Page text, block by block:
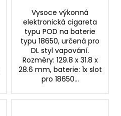
Vysoce výkonná
elektronická cigareta
typu POD na baterie
typu 18650, určená pro
DL styl vapování.
Rozměry: 129.8 x 31.8 x
28.6 mm, baterie: 1x slot
pro 18650...